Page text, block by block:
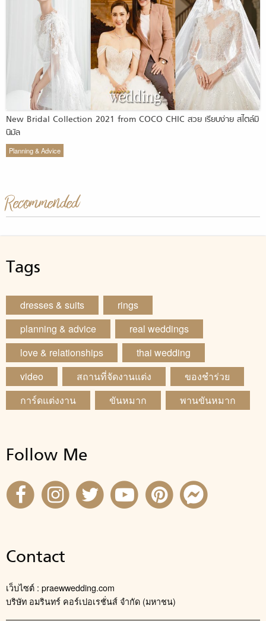
New Bridal Collection 2021 from COCO CHIC สวย เรียบง่าย สไตล์มิ
นิมัล
Planning & Advice
Recommended
Tags
dresses & suits
rings
planning & advice
real weddings
love & relationships
thai wedding
video
สถานที่จัดงานแต่ง
ของชำร่วย
การ์ดแต่งงาน
ขันหมาก พานขันหมาก
Follow Me
Contact
เว็บไซต์ : praewwedding.com
บริษัท อมรินทร์ คอร์เปอเรชั่นส์ จำกัด (มหาชน)